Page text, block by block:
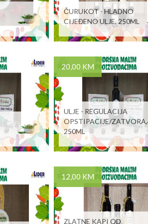
ČURUKOT - HLADNO
CIJEĐENO ULJE, 250ML
20,00 KM
ULJE - REGULACIJA
OPSTIPACIJE/ZATVORA,
250ML
12,00 KM
ZLATNE KAPI OD